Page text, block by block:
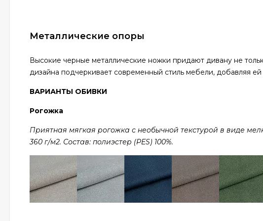
Металлические опоры
Высокие черные металлические ножки придают дивану не
дизайна подчеркивает современный стиль мебели, добавляя
ВАРИАНТЫ ОБИВКИ
Рогожка
Приятная мягкая рогожка с необычной текстурой в виде
360 г/м2. Состав: полиэстер (PES) 100%.